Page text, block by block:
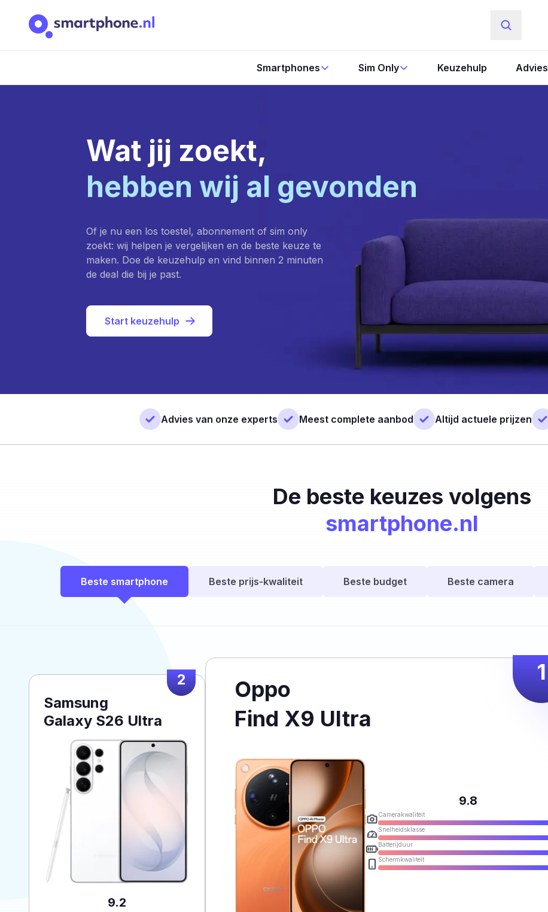
Smartphones Sim Only Keuzehulp Advies
Wat jij zoekt,
hebben wij al gevonden
Of je nu een los toestel, abonnement of sim only
zoekt: wij helpen je vergelijken en de beste keuze te
maken. Doe de keuzehulp en vind binnen 2 minuten
de deal die bij je past.
Start keuzehulp
Advies van onze experts Meest complete aanbod Altijd actuele prijzen
De beste keuzes volgens
smartphone.nl
Beste smartphone Beste prijs-kwaliteit Beste budget Beste camera
1
Oppo
Find X9 Ultra
9.8
Camerakwaliteit
Snelheidsklasse
Batterijduur
Schermkwaliteit
2
Samsung
Galaxy S26 Ultra
9.2